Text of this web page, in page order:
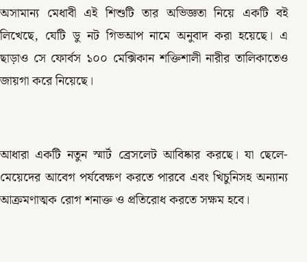
অসামান্য মেধাবী এই শিশুটি তার অভিজ্ঞতা নিয়ে একটি বই
লিখেছে, যেটি ডু নট গিভআপ নামে অনুবাদ করা হয়েছে। এ
ছাড়াও সে ফোর্বস ১০০ মেক্সিকান শক্তিশালী নারীর তালিকাতেও
জায়গা করে নিয়েছে।
আধারা একটি নতুন স্মার্ট ব্রেসলেট আবিষ্কার করছে। যা ছেলে-
মেয়েদের আবেগ পর্যবেক্ষণ করতে পারবে এবং খিচুনিসহ অন্যান্য
আক্রমণাত্মক রোগ শনাক্ত ও প্রতিরোধ করতে সক্ষম হবে।